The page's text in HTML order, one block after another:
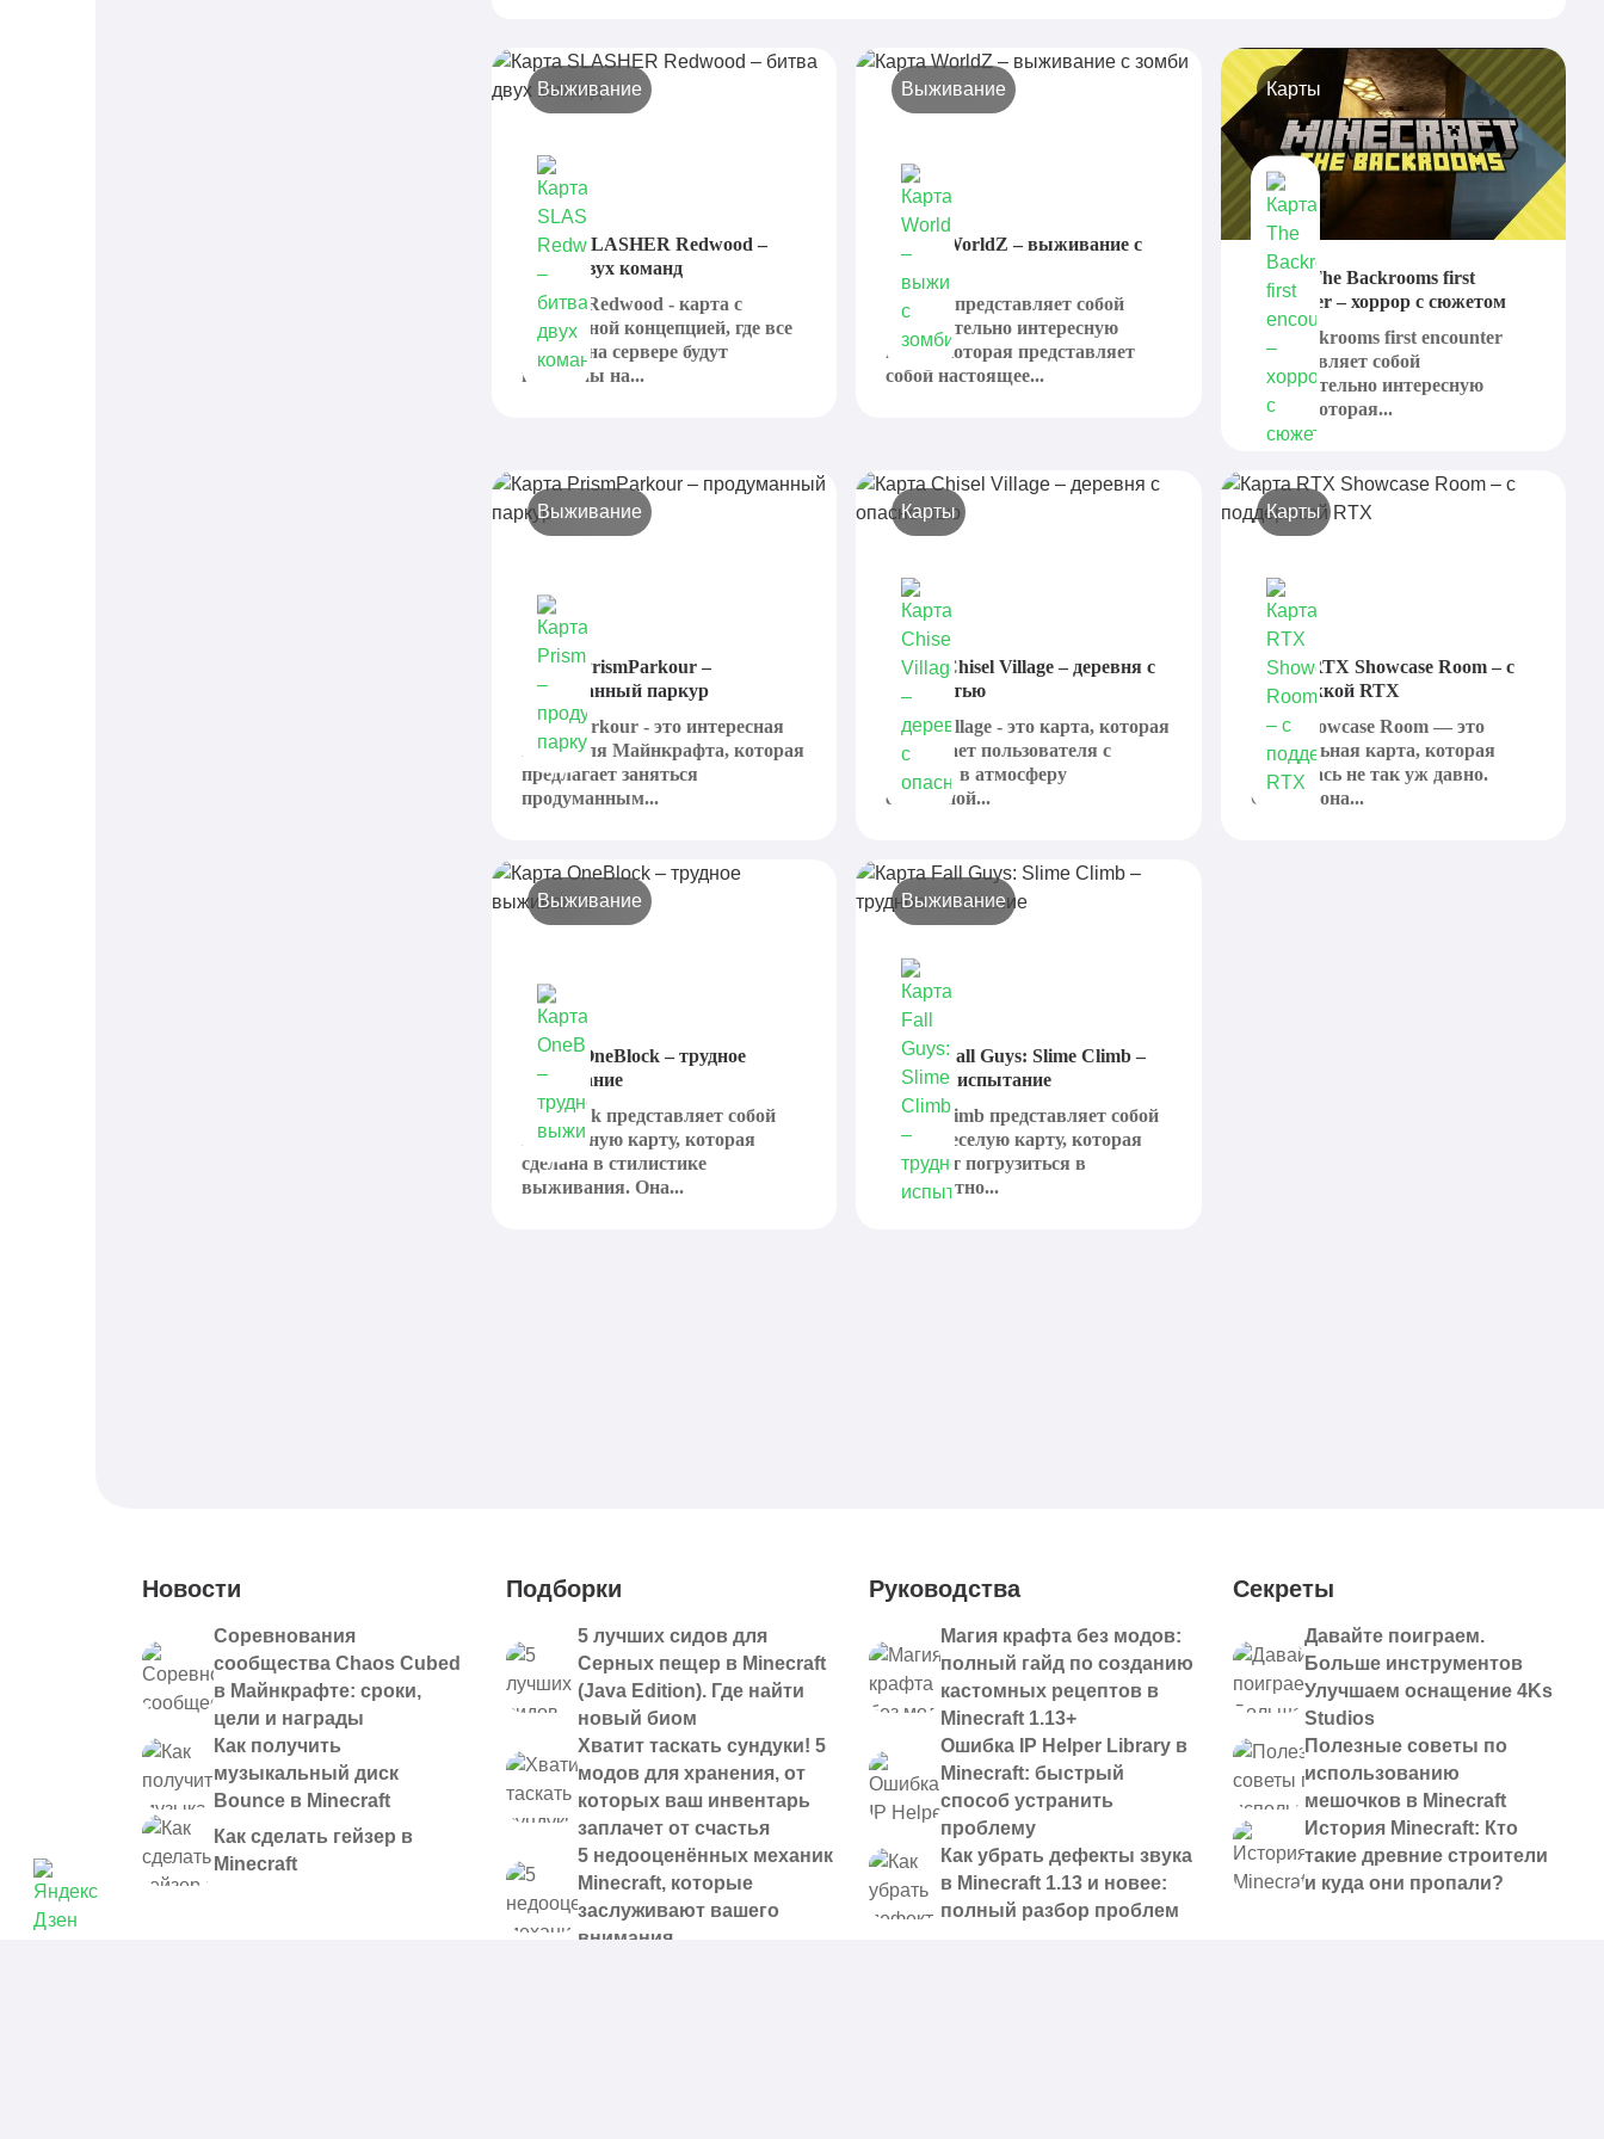
Выживание
Карта SLASHER Redwood –
битва двух команд
Slasher Redwood - карта с
интересной концепцией, где все
игроки на сервере будут
поделены на...
Выживание
Карта WorldZ – выживание с
WolrdZ представляет собой
действительно интересную
карту, которая представляет
собой настоящее...
Карты
Карта The Backrooms first
encounter – хоррор с сюжетом
The Backrooms first encounter
представляет собой
действительно интересную
карту, которая...
Выживание
Карта PrismParkour –
продуманный паркур
PrismParkour - это интересная
карта для Майнкрафта, которая
предлагает заняться
продуманным...
Карты
Карта Chisel Village – деревня с
опасностью
Chisel village - это карта, которая
погружает пользователя с
головой в атмосферу
спокойной...
Карты
Карта RTX Showcase Room – с
поддержкой RTX
RTX Showcase Room — это
специальная карта, которая
появилась не так уж давно.
Однако она...
Выживание
Карта OneBlock – трудное
выживание
OneBlock представляет собой
интересную карту, которая
сделана в стилистике
выживания. Она...
Выживание
Карта Fall Guys: Slime Climb –
трудное испытание
Slime Climb представляет собой
очень веселую карту, которая
поможет погрузиться в
невероятно...
Новости
Соревнования
сообщества Chaos Cubed
в Майнкрафте: сроки,
цели и награды
Как получить
музыкальный диск
Bounce в Minecraft
Как сделать гейзер в
Minecraft
Подборки
5 лучших сидов для
Серных пещер в Minecraft
(Java Edition). Где найти
новый биом
Хватит таскать сундуки! 5
модов для хранения, от
которых ваш инвентарь
заплачет от счастья
5 недооценённых механик
Minecraft, которые
заслуживают вашего
внимания
Руководства
Магия крафта без модов:
полный гайд по созданию
кастомных рецептов в
Minecraft 1.13+
Ошибка IP Helper Library в
Minecraft: быстрый
способ устранить
проблему
Как убрать дефекты звука
в Minecraft 1.13 и новее:
полный разбор проблем
Секреты
Давайте поиграем.
Больше инструментов
Улучшаем оснащение 4Ks
Studios
Полезные советы по
использованию
мешочков в Minecraft
История Minecraft: Кто
такие древние строители
и куда они пропали?